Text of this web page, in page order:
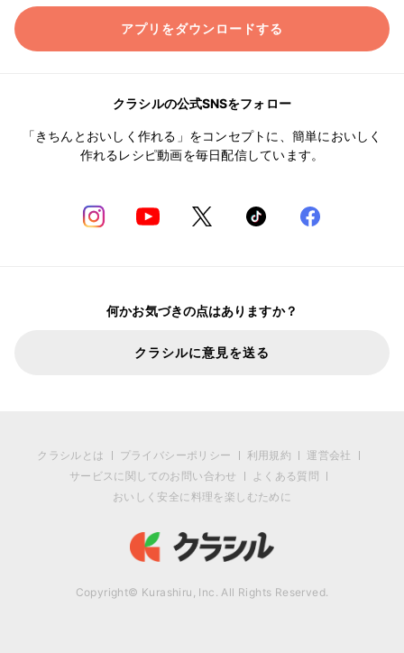
アプリをダウンロードする
クラシルの公式SNSをフォロー
「きちんとおいしく作れる」をコンセプトに、簡単においしく
作れるレシピ動画を毎日配信しています。
何かお気づきの点はありますか？
クラシルに意見を送る
クラシルとは プライバシーポリシー 利用規約
運営会社
サービスに関してのお問い合わせ
よくある質問
おいしく安全に料理を楽しむために
Copyright© Kurashiru, Inc. All Rights Reserved.